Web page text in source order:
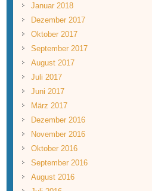
Januar 2018
Dezember 2017
Oktober 2017
September 2017
August 2017
Juli 2017
Juni 2017
März 2017
Dezember 2016
November 2016
Oktober 2016
September 2016
August 2016